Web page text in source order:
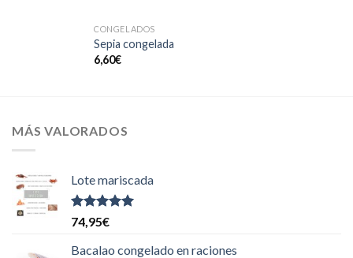
CONGELADOS
Sepia congelada
6,60€
MÁS VALORADOS
Lote mariscada
Valorado
con
5
74,95€
Bacalao congelado en raciones